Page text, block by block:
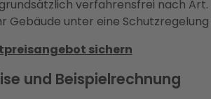
verfahrensfrei nach Art.
unter eine
sichern
und Beispielrechnung